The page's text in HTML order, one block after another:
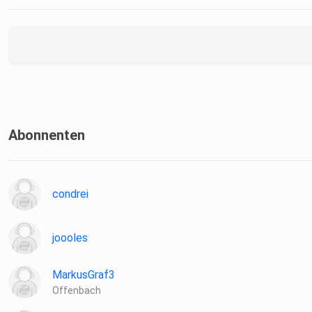
Abonnenten
condrei
joooles
MarkusGraf3
Offenbach